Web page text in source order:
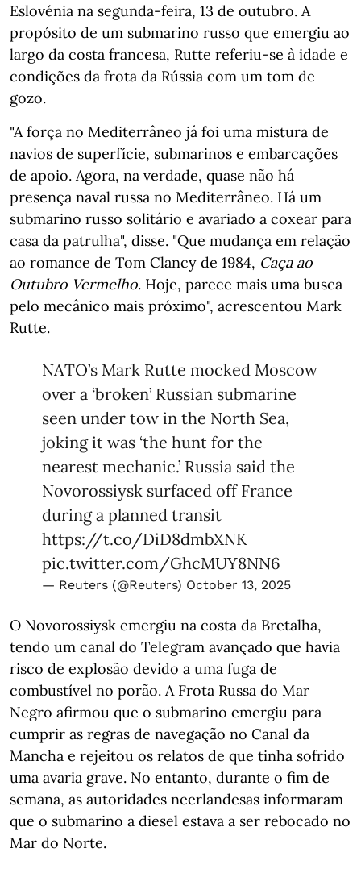
Eslovénia na segunda-feira, 13 de outubro. A
propósito de um submarino russo que emergiu ao
largo da costa francesa, Rutte referiu-se à idade e
condições da frota da Rússia com um tom de
gozo.
"A força no Mediterrâneo já foi uma mistura de
navios de superfície, submarinos e embarcações
de apoio. Agora, na verdade, quase não há
presença naval russa no Mediterrâneo. Há um
submarino russo solitário e avariado a coxear para
casa da patrulha", disse. "Que mudança em relação
ao romance de Tom Clancy de 1984, Caça ao
Outubro Vermelho. Hoje, parece mais uma busca
pelo mecânico mais próximo", acrescentou Mark
Rutte.
NATO’s Mark Rutte mocked Moscow
over a ‘broken’ Russian submarine
seen under tow in the North Sea,
joking it was ‘the hunt for the
nearest mechanic.’ Russia said the
Novorossiysk surfaced off France
during a planned transit
https://t.co/DiD8dmbXNK
pic.twitter.com/GhcMUY8NN6
— Reuters (@Reuters) October 13, 2025
O Novorossiysk emergiu na costa da Bretalha,
tendo um canal do Telegram avançado que havia
risco de explosão devido a uma fuga de
combustível no porão. A Frota Russa do Mar
Negro afirmou que o submarino emergiu para
cumprir as regras de navegação no Canal da
Mancha e rejeitou os relatos de que tinha sofrido
uma avaria grave. No entanto, durante o fim de
semana, as autoridades neerlandesas informaram
que o submarino a diesel estava a ser rebocado no
Mar do Norte.